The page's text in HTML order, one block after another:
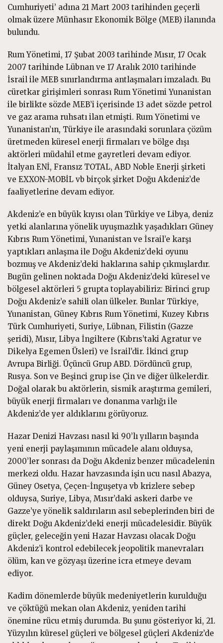
Cumhuriyeti’ adına 21 Mart 2003 tarihinden geçerli
olmak üzere Münhasır Ekonomik Bölge (MEB) ilanında
bulundu.
Rum Yönetimi, 17 Şubat 2003 tarihinde Mısır, 17 Ocak
2007 tarihinde Lübnan ve 17 Aralık 2010 tarihinde
İsrail ile MEB sınırlandırma antlaşmaları imzaladı. Bu
cüretkar girişimleri sonrası Rum Yönetimi Yunanistan
ile birlikte sözde MEB’i içerisinde 13 adet sözde petrol
ve gaz arama ruhsatı ilan etmişti. Rum Yönetimi ve
Yunanistan’ın, Türkiye ile arasındaki sorunlara çözüm
üretmeden küresel enerji firmaları ve bölge dışı
aktörleri müdahil etme gayretleri devam ediyor.
İtalyan ENİ, Fransız TOTAL, ABD Noble Enerji şirketi
ve EXXON-MOBİL vb birçok şirket Doğu Akdeniz’de
faaliyetlerine devam ediyor.
Akdeniz’e en büyük kıyısı olan Türkiye ve Libya, deniz
yetki alanlarına yönelik uyuşmazlık yaşadıkları Güney
Kıbrıs Rum Yönetimi, Yunanistan ve İsrail’e karşı
yaptıkları anlaşma ile Doğu Akdeniz’deki oyunu
bozmuş ve Akdeniz’deki haklarına sahip çıkmışlardır.
Bugün gelinen noktada Doğu Akdeniz’deki küresel ve
bölgesel aktörleri 5 grupta toplayabiliriz: Birinci grup
Doğu Akdeniz’e sahili olan ülkeler. Bunlar Türkiye,
Yunanistan, Güney Kıbrıs Rum Yönetimi, Kuzey Kıbrıs
Türk Cumhuriyeti, Suriye, Lübnan, Filistin (Gazze
şeridi), Mısır, Libya İngiltere (Kıbrıs’taki Agratur ve
Dikelya Egemen Üsleri) ve İsrail’dir. İkinci grup
Avrupa Birliği. Üçüncü Grup ABD. Dördüncü grup,
Rusya. Son ve Beşinci grup ise Çin ve diğer ülkelerdir.
Doğal olarak bu aktörlerin, sismik araştırma gemileri,
büyük enerji firmaları ve donanma varlığı ile
Akdeniz’de yer aldıklarını görüyoruz.
Hazar Denizi Havzası nasıl ki 90’lı yılların başında
yeni enerji paylaşımının mücadele alanı olduysa,
2000’ler sonrası da Doğu Akdeniz benzer mücadelenin
merkezi oldu. Hazar havzasında işin ucu nasıl Abazya,
Güney Osetya, Çeçen-İnguşetya vb krizlere sebep
olduysa, Suriye, Libya, Mısır’daki askeri darbe ve
Gazze’ye yönelik saldırıların asıl sebeplerinden biri de
direkt Doğu Akdeniz’deki enerji mücadelesidir. Büyük
güçler, geleceğin yeni Hazar Havzası olacak Doğu
Akdeniz’i kontrol edebilecek jeopolitik manevraları
ölüm, kan ve gözyaşı üzerine icra etmeye devam
ediyor.
Kadim dönemlerde büyük medeniyetlerin kurulduğu
ve çöktüğü mekan olan Akdeniz, yeniden tarihi
önemine rücu etmiş durumda. Bu şunu gösteriyor ki, 21.
Yüzyılın küresel güçleri ve bölgesel güçleri Akdeniz’de